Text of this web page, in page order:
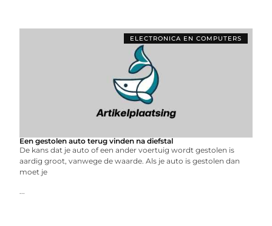
ELECTRONICA EN COMPUTERS
Een gestolen auto terug vinden na diefstal
De kans dat je auto of een ander voertuig wordt gestolen is
aardig groot, vanwege de waarde. Als je auto is gestolen dan
moet je
...